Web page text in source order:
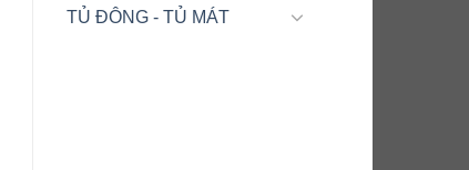
TỦ ĐÔNG - TỦ MÁT